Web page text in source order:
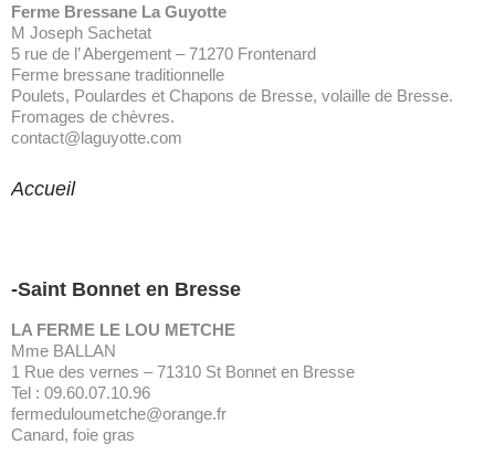
Ferme Bressane La Guyotte
M Joseph Sachetat
5 rue de l’ Abergement – 71270 Frontenard
Ferme bressane traditionnelle
Poulets, Poulardes et Chapons de Bresse, volaille de Bresse.
Fromages de chèvres.
contact@laguyotte.com
Accueil
-Saint Bonnet en Bresse
LA FERME LE LOU METCHE
Mme BALLAN
1 Rue des vernes – 71310 St Bonnet en Bresse
Tel : 09.60.07.10.96
fermeduloumetche@orange.fr
Canard, foie gras